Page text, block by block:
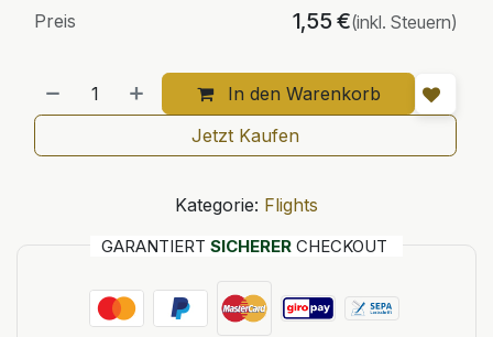
In den Warenkorb
Preis 1,55 €(inkl. Steuern)
Jetzt Kaufen
Kategorie: Flights
GARANTIERT SICHERER CHECKOUT